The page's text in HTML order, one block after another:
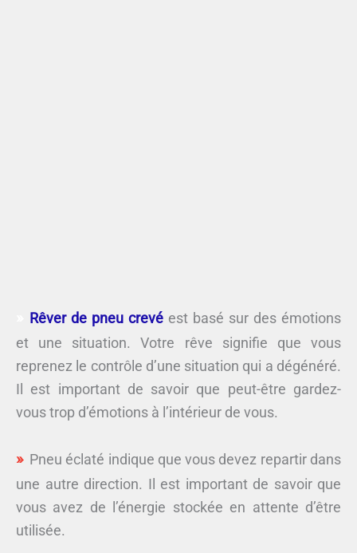
Rêver de pneu crevé est basé sur des émotions
et une situation. Votre rêve signifie que vous
reprenez le contrôle d’une situation qui a dégénéré.
Il est important de savoir que peut-être gardez-
vous trop d’émotions à l’intérieur de vous.
Pneu éclaté indique que vous devez repartir dans
une autre direction. Il est important de savoir que
vous avez de l’énergie stockée en attente d’être
utilisée.